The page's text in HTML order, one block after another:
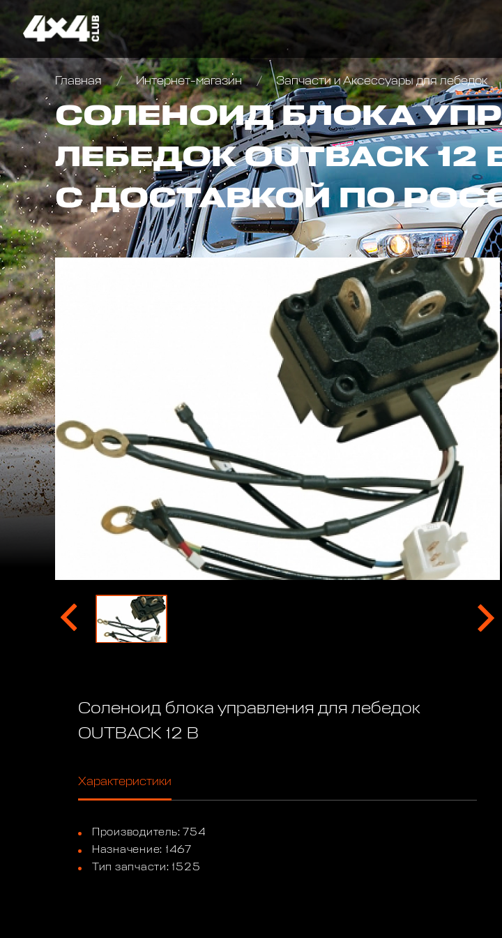
Главная Интернет-магазин Запчасти и Аксессуары для лебедок
СОЛЕНОИД БЛОКА
ЛЕБЕДОК OUTBACK
С ДОСТАВКОЙ ПО
Соленоид блока управления для лебедок
OUTBACK 12 В
Характеристики
Производитель: 754
Назначение: 1467
Тип запчасти: 1525